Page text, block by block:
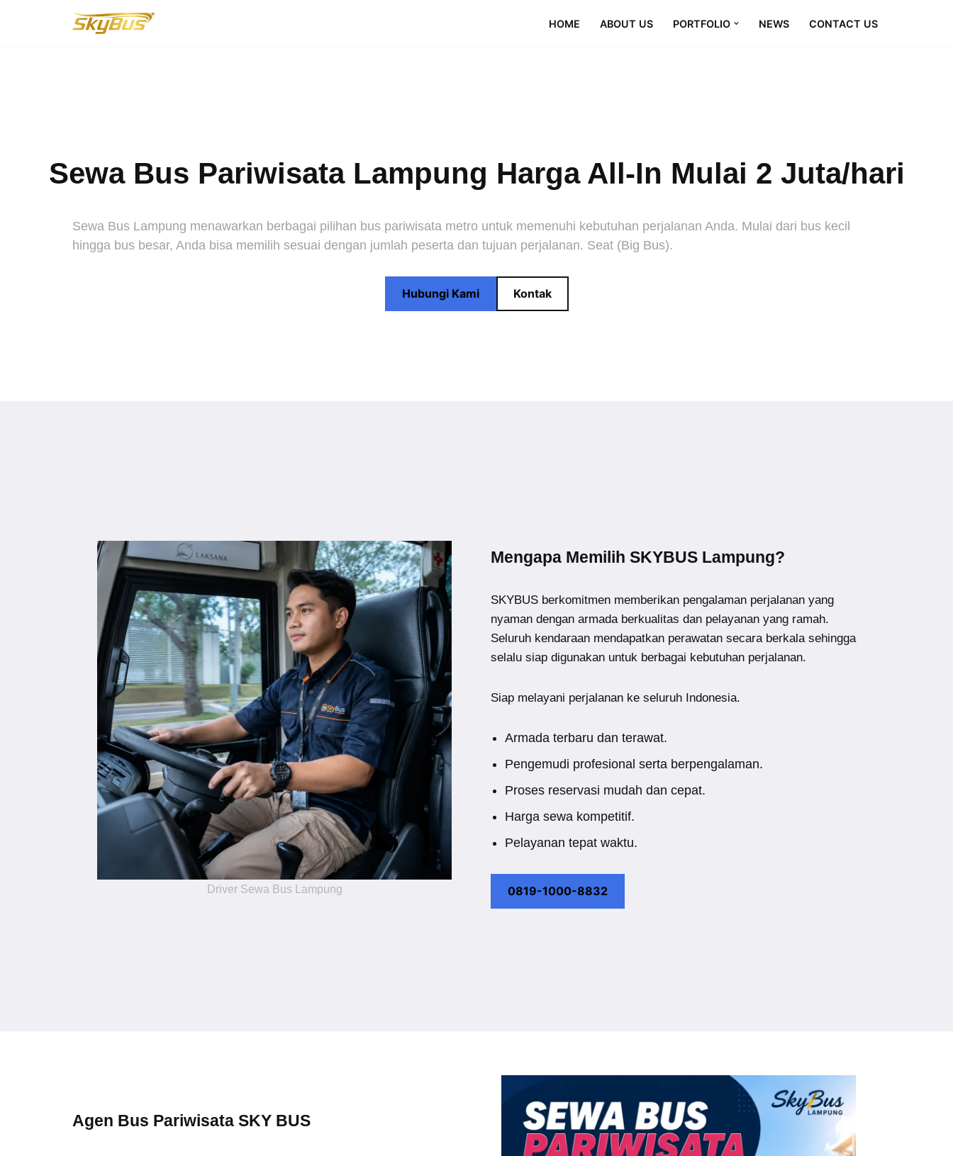
HOME ABOUT US PORTFOLIO NEWS CONTACT US
Sewa Bus Pariwisata Lampung Harga All-In Mulai 2 Juta/hari
Sewa Bus Lampung menawarkan berbagai pilihan bus pariwisata metro untuk memenuhi kebutuhan perjalanan Anda. Mulai dari bus kecil
hingga bus besar, Anda bisa memilih sesuai dengan jumlah peserta dan tujuan perjalanan. Seat (Big Bus).
Hubungi Kami Kontak
Driver Sewa Bus Lampung
Mengapa Memilih SKYBUS Lampung?
SKYBUS berkomitmen memberikan pengalaman perjalanan yang
nyaman dengan armada berkualitas dan pelayanan yang ramah.
Seluruh kendaraan mendapatkan perawatan secara berkala sehingga
selalu siap digunakan untuk berbagai kebutuhan perjalanan.
Siap melayani perjalanan ke seluruh Indonesia.
Armada terbaru dan terawat.
Pengemudi profesional serta berpengalaman.
Proses reservasi mudah dan cepat.
Harga sewa kompetitif.
Pelayanan tepat waktu.
0819-1000-8832
Agen Bus Pariwisata SKY BUS